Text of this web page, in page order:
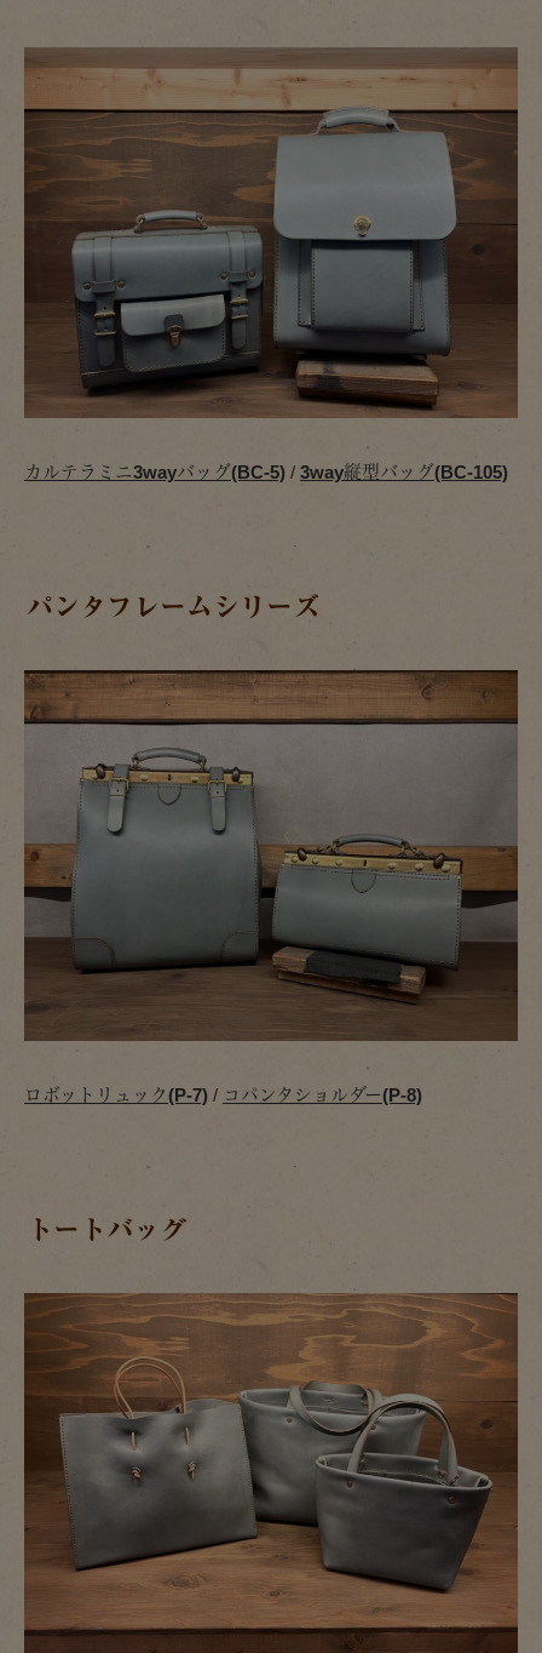
カルテラミニ3wayバッグ(BC-5) / 3way縦型バッグ(BC-105)
パンタフレームシリーズ
ロボットリュック(P-7) / コパンタショルダー(P-8)
トートバッグ